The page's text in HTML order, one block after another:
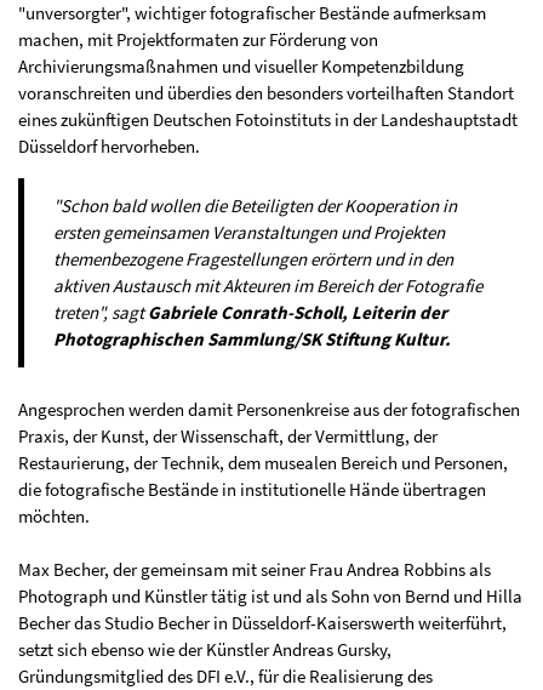
"unversorgter", wichtiger fotografischer Bestände aufmerksam
machen, mit Projektformaten zur Förderung von
Archivierungsmaßnahmen und visueller Kompetenzbildung
voranschreiten und überdies den besonders vorteilhaften Standort
eines zukünftigen Deutschen Fotoinstituts in der Landeshauptstadt
Düsseldorf hervorheben.
"Schon bald wollen die Beteiligten der Kooperation in
ersten gemeinsamen Veranstaltungen und Projekten
themenbezogene Fragestellungen erörtern und in den
aktiven Austausch mit Akteuren im Bereich der Fotografie
treten", sagtGabriele Conrath-Scholl, Leiterin der
Photographischen Sammlung/SK Stiftung Kultur.
Angesprochen werden damit Personenkreise aus der fotografischen
Praxis, der Kunst, der Wissenschaft, der Vermittlung, der
Restaurierung, der Technik, dem musealen Bereich und Personen,
die fotografische Bestände in institutionelle Hände übertragen
möchten.
Max Becher, der gemeinsam mit seiner Frau Andrea Robbins als
Photograph und Künstler tätig ist und als Sohn von Bernd und Hilla
Becher das Studio Becher in Düsseldorf-Kaiserswerth weiterführt,
setzt sich ebenso wie der Künstler Andreas Gursky,
Gründungsmitglied des DFI e.V., für die Realisierung des